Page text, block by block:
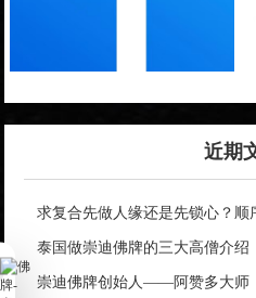
近期
求复合先做人缘还是先锁心？顺
泰国做崇迪佛牌的三大高僧介绍
崇迪佛牌创始人——阿赞多大师